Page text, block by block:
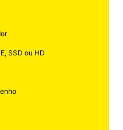
SSD ou HD